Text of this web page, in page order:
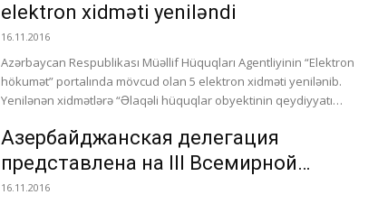
elektron xidməti yeniləndi
16.11.2016
Azərbaycan Respublikası Müəllif Hüquqları Agentliyinin “Elektron
hökumət” portalında mövcud olan 5 elektron xidməti yenilənib.
Yenilənən xidmətlərə “Əlaqəli hüquqlar obyektinin qeydiyyatı
Азербайджанская делегация
представлена на III Всемирной
интернет-конференции
16.11.2016